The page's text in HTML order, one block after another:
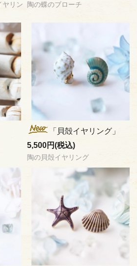
ヤリン
陶の蝶のブローチ
「貝殻イヤリング」
5,500円(税込)
陶の貝殻イヤリング